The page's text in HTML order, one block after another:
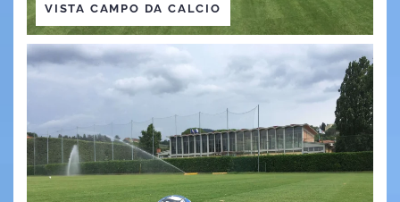
VISTA CAMPO DA CALCIO